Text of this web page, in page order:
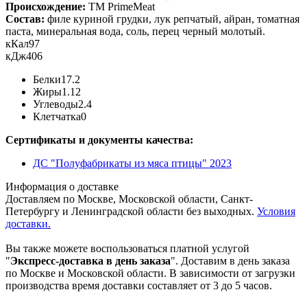
Происхождение: ТМ PrimeMeat
Состав: филе куриной грудки, лук репчатый, айран, томатная
паста, минеральная вода, соль, перец черный молотый.
кКал97
кДж406
Белки17.2
Жиры1.12
Углеводы2.4
Клетчатка0
Сертификаты и документы качества:
ДС "Полуфабрикаты из мяса птицы" 2023
Информация о доставке
Доставляем по Москве, Московской области, Санкт-
Петербургу и Ленинградской области без выходных. Условия
доставки.
Вы также можете воспользоваться платной услугой
"Экспресс-доставка в день заказа". Доставим в день заказа
по Москве и Московской области. В зависимости от загрузки
производства время доставки составляет от 3 до 5 часов.